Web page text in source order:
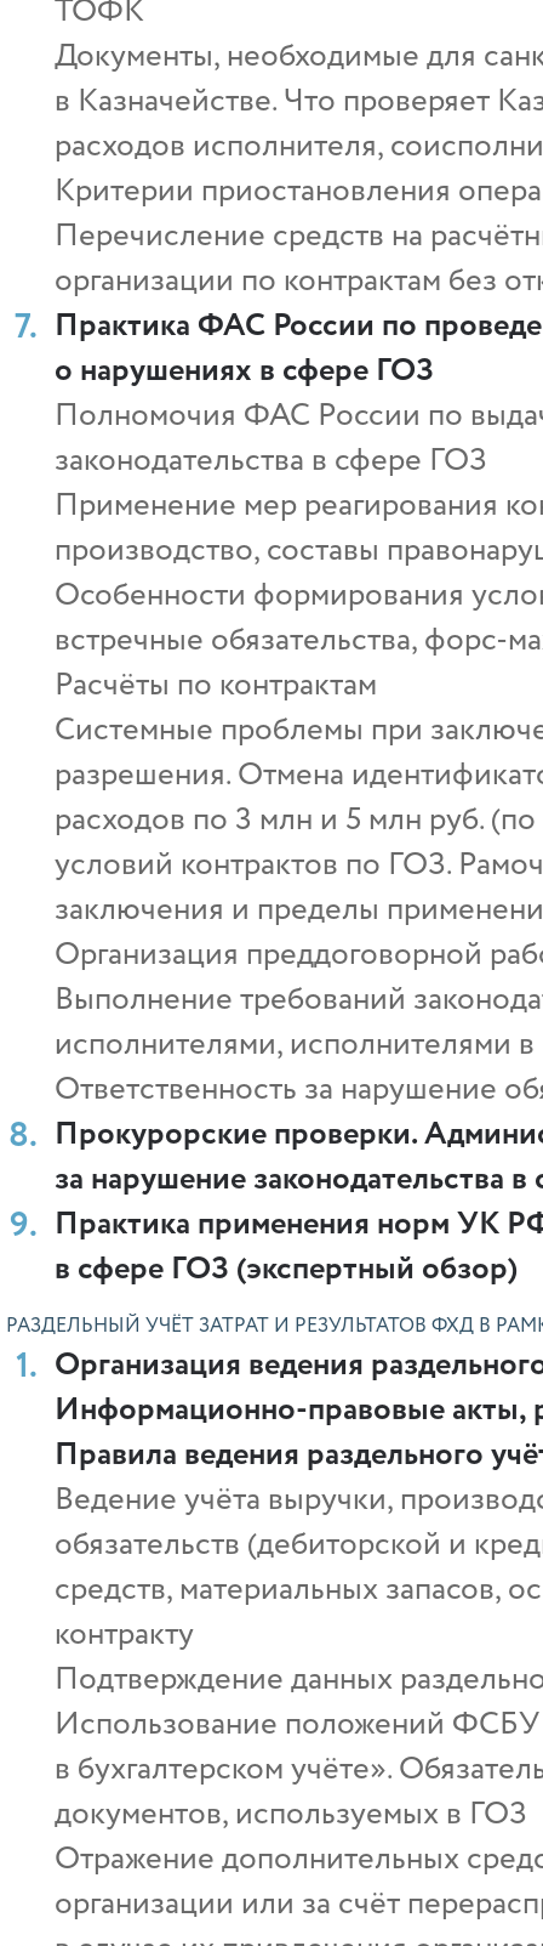
ТОФК
Документы, необходимые для
в Казначействе. Что проверяет
расходов исполнителя,
Критерии приостановления
Перечисление средств на
организации по контрактам без
Практика ФАС России по
о нарушениях в сфере ГОЗ
Полномочия ФАС России по
законодательства в сфере ГОЗ
Применение мер реагирования
производство, составы
Особенности формирования
встречные обязательства, форс-
Расчёты по контрактам
Системные проблемы при
разрешения. Отмена
расходов по 3 млн и 5 млн руб.
условий контрактов по ГОЗ.
заключения и пределы
Организация преддоговорной
Выполнение требований
исполнителями, исполнителями в
Ответственность за нарушение
Прокурорские проверки.
за нарушение законодательства
Практика применения норм УК
в сфере ГОЗ (экспертный обзор)
РАЗДЕЛЬНЫЙ УЧЁТ ЗАТРАТ И РЕЗУЛЬТАТОВ ФХД В
Организация ведения
Информационно-правовые акты,
Правила ведения раздельного
Ведение учёта выручки,
обязательств (дебиторской и
средств, материальных запасов,
контракту
Подтверждение данных
Использование положений
в бухгалтерском учёте».
документов, используемых в ГОЗ
Отражение дополнительных
организации или за счёт